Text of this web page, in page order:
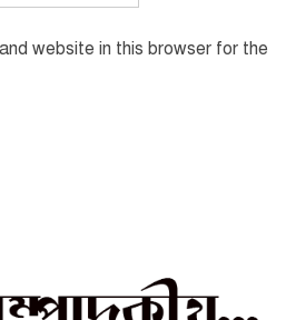
website in this browser for the